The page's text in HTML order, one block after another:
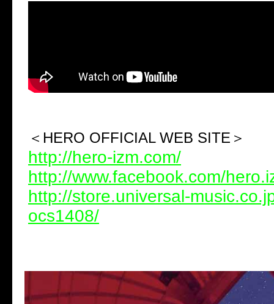
＜HERO OFFICIAL WEB SITE＞
http://hero-izm.com/
http://www.facebook.com/
http://store.universal-
ocs1408/